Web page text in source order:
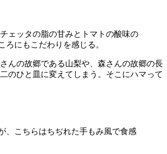
ェッタの脂の甘みとトマトの酸味の
にもこだわりを感じる。
んの故郷である山梨や、森さんの故郷の長
のひと皿に変えてしまう。そこにハマって
、こちらはちぢれた手もみ風で食感